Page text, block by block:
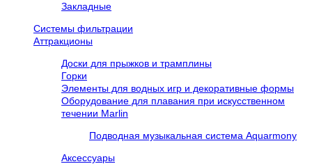
Закладные
Системы фильтрации
Аттракционы
Доски для прыжков и трамплины
Горки
Элементы для водных игр и декоративные формы
Оборудование для плавания при искусственном
течении Marlin
Подводная музыкальная система Aquarmony
Аксессуары